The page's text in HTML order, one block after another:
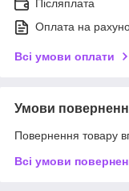
Післяплата
Оплата на
Всі умови оплати
Умови
Повернення товару
Всі умови